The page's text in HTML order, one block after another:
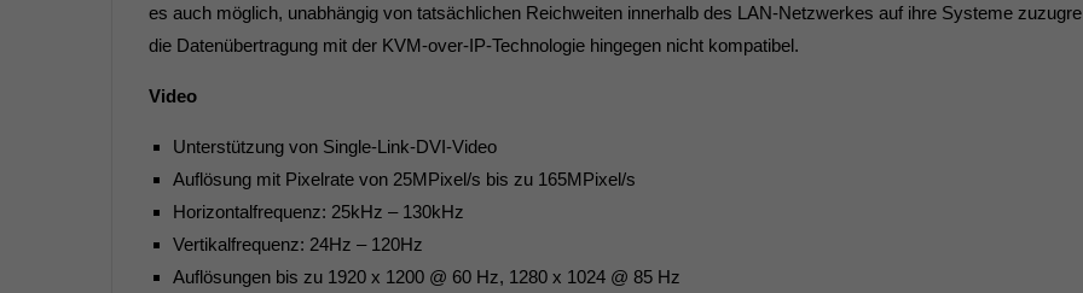
es auch möglich, unabhängig von tatsächlichen Reichweiten innerhalb des LAN-Netzwerkes auf ihre Systeme
die Datenübertragung mit der KVM-over-IP-Technologie hingegen nicht kompatibel.
Video
Unterstützung von Single-Link-DVI-Video
Auflösung mit Pixelrate von 25MPixel/s bis zu 165MPixel/s
Horizontalfrequenz: 25kHz – 130kHz
Vertikalfrequenz: 24Hz – 120Hz
Auflösungen bis zu 1920 x 1200 @ 60 Hz, 1280 x 1024 @ 85 Hz